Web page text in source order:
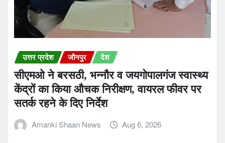
उत्तर प्रदेश जौनपुर देश
सीएमओ ने बरसठी, भन्नौर व जयगोपालगंज स्वास्थ्य
केंद्रों का किया औचक निरीक्षण, वायरल फीवर पर
सतर्क रहने के दिए निर्देश
Amanki Shaan News Aug 6, 2026